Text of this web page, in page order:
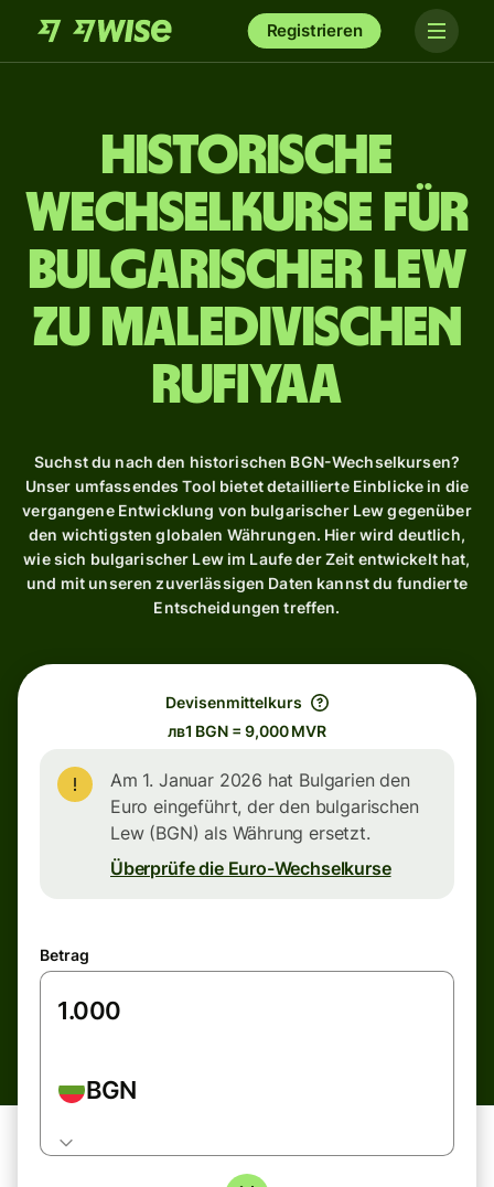
Registrieren
Historische
Wechselkurse für
bulgarischer Lew
zu maledivischen
Rufiyaa
Suchst du nach den historischen BGN-Wechselkursen?
Unser umfassendes Tool bietet detaillierte Einblicke in die
vergangene Entwicklung von bulgarischer Lew gegenüber
den wichtigsten globalen Währungen. Hier wird deutlich,
wie sich bulgarischer Lew im Laufe der Zeit entwickelt hat,
und mit unseren zuverlässigen Daten kannst du fundierte
Entscheidungen treffen.
Devisenmittelkurs
лв1 BGN = 9,000 MVR
Am 1. Januar 2026 hat Bulgarien den
Euro eingeführt, der den bulgarischen
Lew (BGN) als Währung ersetzt.
Überprüfe die Euro-Wechselkurse
Betrag
BGN